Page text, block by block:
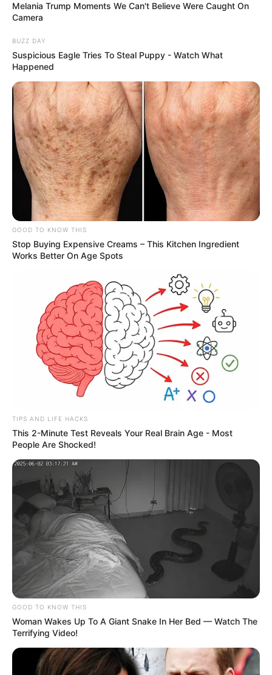
Melania Trump Moments We Can't Believe Were Caught On
Camera
BUZZ DAY
Suspicious Eagle Tries To Steal Puppy - Watch What
Happened
GOOD TO KNOW THIS
Stop Buying Expensive Creams – This Kitchen Ingredient
Works Better On Age Spots
TIPS AND LIFE HACKS
This 2-Minute Test Reveals Your Real Brain Age - Most
People Are Shocked!
GOOD TO KNOW THIS
Woman Wakes Up To A Giant Snake In Her Bed — Watch The
Terrifying Video!